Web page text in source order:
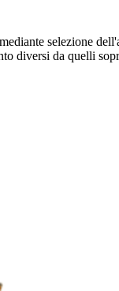
selezione
diversi da quelli